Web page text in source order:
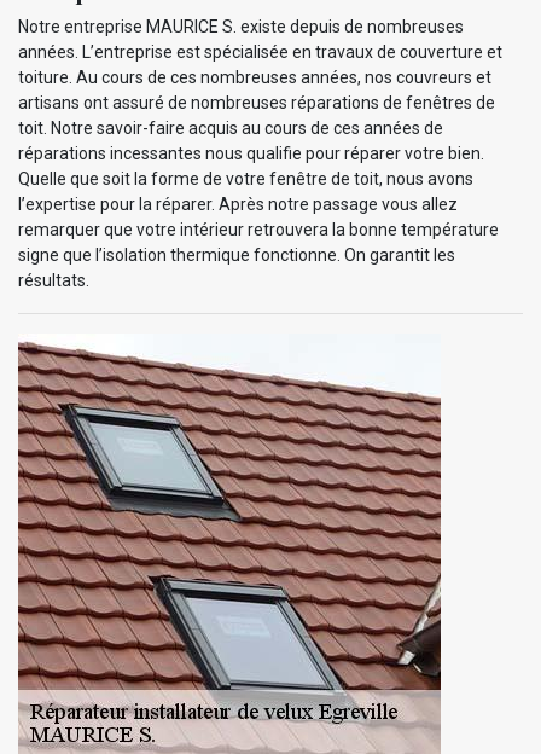
Notre entreprise MAURICE S. existe depuis de nombreuses
années. L’entreprise est spécialisée en travaux de couverture et
toiture. Au cours de ces nombreuses années, nos couvreurs et
artisans ont assuré de nombreuses réparations de fenêtres de
toit. Notre savoir-faire acquis au cours de ces années de
réparations incessantes nous qualifie pour réparer votre bien.
Quelle que soit la forme de votre fenêtre de toit, nous avons
l’expertise pour la réparer. Après notre passage vous allez
remarquer que votre intérieur retrouvera la bonne température
signe que l’isolation thermique fonctionne. On garantit les
résultats.